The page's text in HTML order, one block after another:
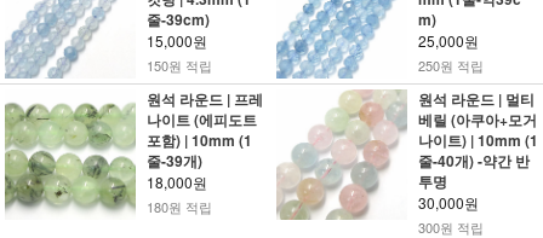
줄-39cm)
15,000원
150원 적립
m)
25,000원
250원 적립
원석 라운드 | 프레
나이트 (에피도트
포함) | 10mm (1
줄-39개)
18,000원
180원 적립
원석 라운드 | 멀티
베릴 (아쿠아+모거
나이트) | 10mm (1
줄-40개) -약간 반
투명
30,000원
300원 적립